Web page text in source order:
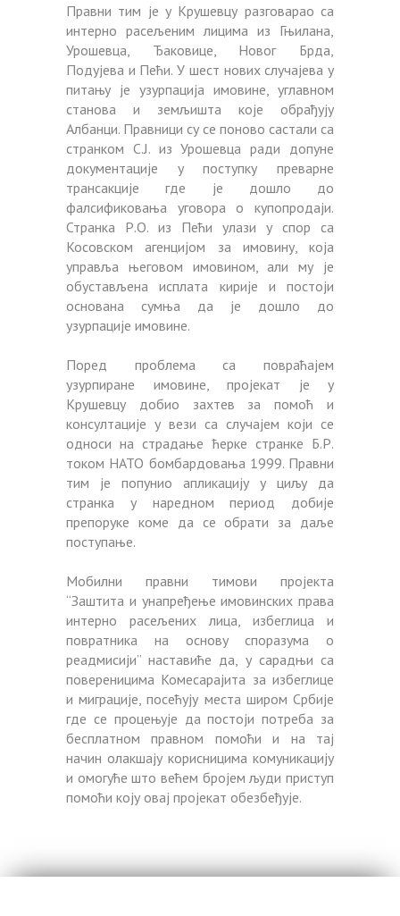
Правни тим је у Крушевцу разговарао са
интерно расељеним лицима из Гњилана,
Урошевца, Ђаковице, Новог Брда,
Подујева и Пећи. У шест нових случајева у
питању је узурпација имовине, углавном
станова и земљишта које обрађују
Албанци. Правници су се поново састали са
странком С.Ј. из Урошевца ради допуне
документације у поступку преварне
трансакције где је дошло до
фалсификовања уговора о купопродаји.
Странка Р.О. из Пећи улази у спор са
Косовском агенцијом за имовину, која
управља његовом имовином, али му је
обустављена исплата кирије и постоји
основана сумња да је дошло до
узурпације имовине.
Поред проблема са повраћајем
узурпиране имовине, пројекат је у
Крушевцу добио захтев за помоћ и
консултације у вези са случајем који се
односи на страдање ћерке странке Б.Р.
током НАТО бомбардовања 1999. Правни
тим је попунио апликацију у циљу да
странка у наредном период добије
препоруке коме да се обрати за даље
поступање.
Мобилни правни тимови пројекта
“Заштита и унапређење имовинских права
интерно расељених лица, избеглица и
повратника на основу споразума о
реадмисији” наставиће да, у сарадњи са
повереницима Комесарајита за избеглице
и миграције, посећују места широм Србије
где се процењује да постоји потреба за
бесплатном правном помоћи и на тај
начин олакшају корисницима комуникацију
и омогуће што већем бројем људи приступ
помоћи коју овај пројекат обезбеђује.